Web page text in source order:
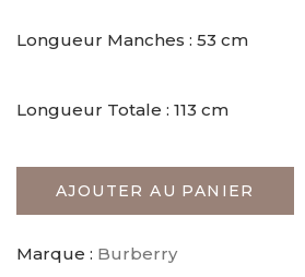
Longueur Manches : 53 cm
Longueur Totale : 113 cm
AJOUTER AU PANIER
Marque : Burberry